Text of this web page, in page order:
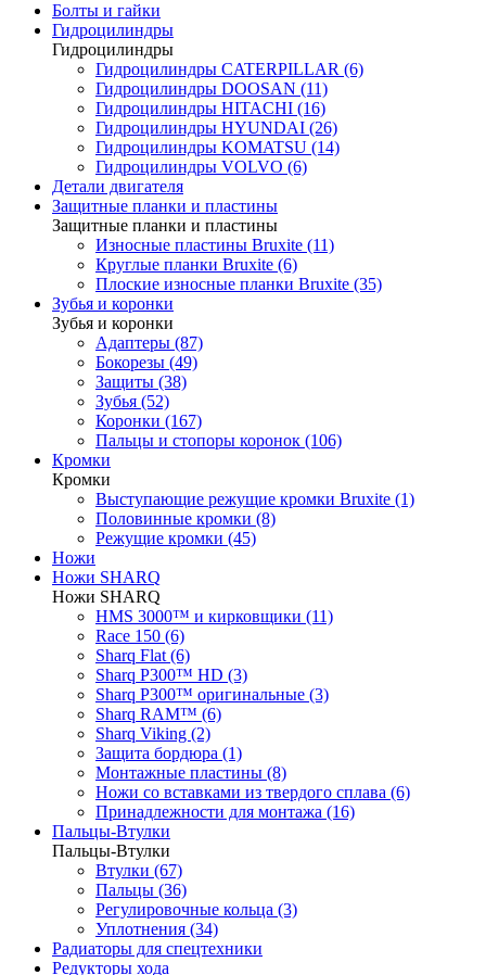
Болты и гайки
Гидроцилиндры
Гидроцилиндры
Гидроцилиндры CATERPILLAR (6)
Гидроцилиндры DOOSAN (11)
Гидроцилиндры HITACHI (16)
Гидроцилиндры HYUNDAI (26)
Гидроцилиндры KOMATSU (14)
Гидроцилиндры VOLVO (6)
Детали двигателя
Защитные планки и пластины
Защитные планки и пластины
Износные пластины Bruxite (11)
Круглые планки Bruxite (6)
Плоские износные планки Bruxite (35)
Зубья и коронки
Зубья и коронки
Адаптеры (87)
Бокорезы (49)
Защиты (38)
Зубья (52)
Коронки (167)
Пальцы и стопоры коронок (106)
Кромки
Кромки
Выступающие режущие кромки Bruxite (1)
Половинные кромки (8)
Режущие кромки (45)
Ножи
Ножи SHARQ
Ножи SHARQ
HMS 3000™ и кирковщики (11)
Race 150 (6)
Sharq Flat (6)
Sharq P300™ HD (3)
Sharq P300™ оригинальные (3)
Sharq RAM™ (6)
Sharq Viking (2)
Защита бордюра (1)
Монтажные пластины (8)
Ножи со вставками из твердого сплава (6)
Принадлежности для монтажа (16)
Пальцы-Втулки
Пальцы-Втулки
Втулки (67)
Пальцы (36)
Регулировочные кольца (3)
Уплотнения (34)
Радиаторы для спецтехники
Редукторы хода